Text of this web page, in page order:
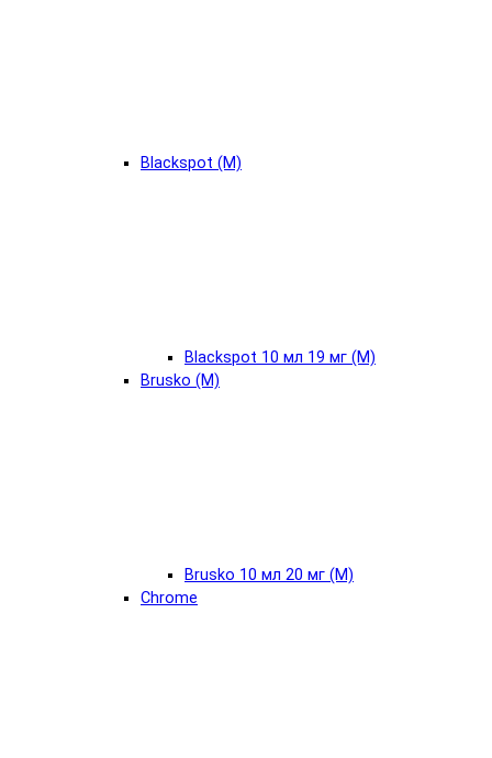
Blackspot (М)
Blackspot 10 мл 19 мг (М)
Brusko (М)
Brusko 10 мл 20 мг (М)
Chrome